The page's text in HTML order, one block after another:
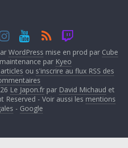
WordPress mise en prod par Cube
maintenance par Kyeo
ou s'inscrire au flux RSS des
Le Japon.fr par David Michaud et
Reserved - Voir aussi les mentions
- Google